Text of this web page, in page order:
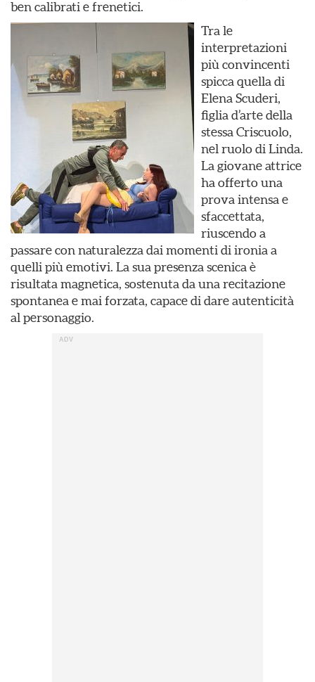
ben calibrati e frenetici.
Tra le
interpretazioni
più convincenti
spicca quella di
Elena Scuderi,
figlia d’arte della
stessa Criscuolo,
nel ruolo di Linda.
La giovane attrice
ha offerto una
prova intensa e
sfaccettata,
riuscendo a
passare con naturalezza dai momenti di ironia a
quelli più emotivi. La sua presenza scenica è
risultata magnetica, sostenuta da una recitazione
spontanea e mai forzata, capace di dare autenticità
al personaggio.